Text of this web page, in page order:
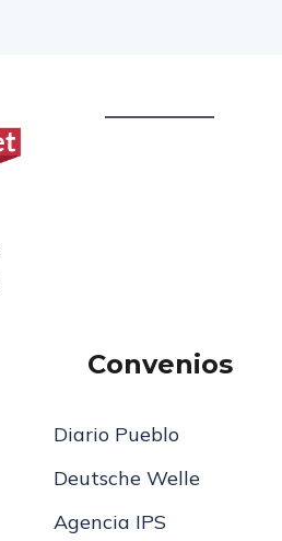
Convenios
Diario Pueblo
Deutsche Welle
Agencia IPS